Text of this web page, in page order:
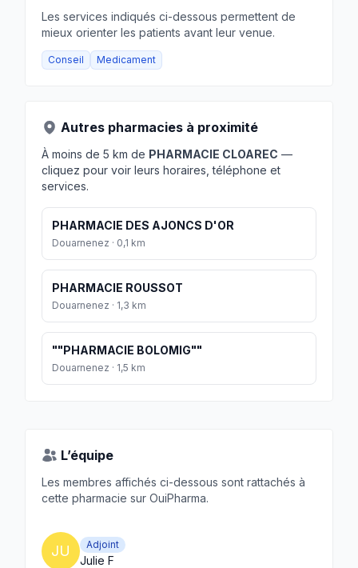
Les services indiqués ci-dessous permettent de
mieux orienter les patients avant leur venue.
Conseil Medicament
Autres pharmacies à proximité
À moins de 5 km de PHARMACIE CLOAREC —
cliquez pour voir leurs horaires, téléphone et
services.
PHARMACIE DES AJONCS D'OR
Douarnenez · 0,1 km
PHARMACIE ROUSSOT
Douarnenez · 1,3 km
""PHARMACIE BOLOMIG""
Douarnenez · 1,5 km
L’équipe
Les membres affichés ci-dessous sont rattachés à
cette pharmacie sur OuiPharma.
JU Adjoint
Julie F